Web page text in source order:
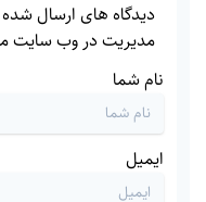
دیدگاه های ارسال
مدیریت در وب سایت
نام شما
ایمیل